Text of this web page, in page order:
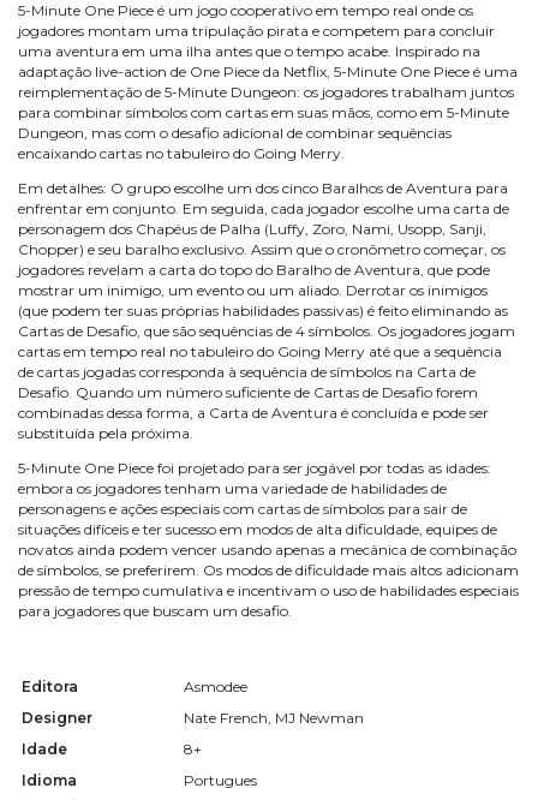
5-Minute One Piece é um jogo cooperativo em tempo real onde os
jogadores montam uma tripulação pirata e competem para concluir
uma aventura em uma ilha antes que o tempo acabe. Inspirado na
adaptação live-action de One Piece da Netflix, 5-Minute One Piece é uma
reimplementação de 5-Minute Dungeon: os jogadores trabalham juntos
para combinar símbolos com cartas em suas mãos, como em 5-Minute
Dungeon, mas com o desafio adicional de combinar sequências
encaixando cartas no tabuleiro do Going Merry.
Em detalhes: O grupo escolhe um dos cinco Baralhos de Aventura para
enfrentar em conjunto. Em seguida, cada jogador escolhe uma carta de
personagem dos Chapéus de Palha (Luffy, Zoro, Nami, Usopp, Sanji,
Chopper) e seu baralho exclusivo. Assim que o cronômetro começar, os
jogadores revelam a carta do topo do Baralho de Aventura, que pode
mostrar um inimigo, um evento ou um aliado. Derrotar os inimigos
(que podem ter suas próprias habilidades passivas) é feito eliminando as
Cartas de Desafio, que são sequências de 4 símbolos. Os jogadores jogam
cartas em tempo real no tabuleiro do Going Merry até que a sequência
de cartas jogadas corresponda à sequência de símbolos na Carta de
Desafio. Quando um número suficiente de Cartas de Desafio forem
combinadas dessa forma, a Carta de Aventura é concluída e pode ser
substituída pela próxima.
5-Minute One Piece foi projetado para ser jogável por todas as idades:
embora os jogadores tenham uma variedade de habilidades de
personagens e ações especiais com cartas de símbolos para sair de
situações difíceis e ter sucesso em modos de alta dificuldade, equipes de
novatos ainda podem vencer usando apenas a mecânica de combinação
de símbolos, se preferirem. Os modos de dificuldade mais altos adicionam
pressão de tempo cumulativa e incentivam o uso de habilidades especiais
para jogadores que buscam um desafio.
Editora
Asmodee
Designer
Nate French, MJ Newman
Idade
8+
Idioma
Portugues